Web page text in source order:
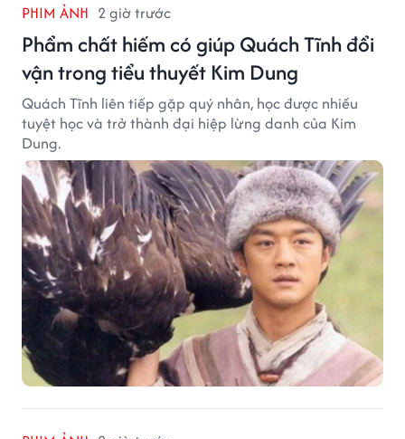
PHIM ẢNH 2 giờ trước
Phẩm chất hiếm có giúp Quách Tĩnh đổi
vận trong tiểu thuyết Kim Dung
Quách Tĩnh liên tiếp gặp quý nhân, học được nhiều
tuyệt học và trở thành đại hiệp lừng danh của Kim
Dung.